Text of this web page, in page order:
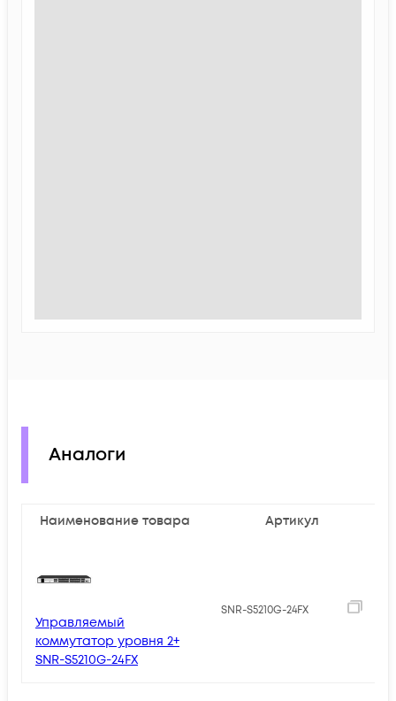
Аналоги
Наименование товара Артикул
Управляемый
коммутатор уровня 2+
SNR-S5210G-24FX
SNR-S5210G-24FX